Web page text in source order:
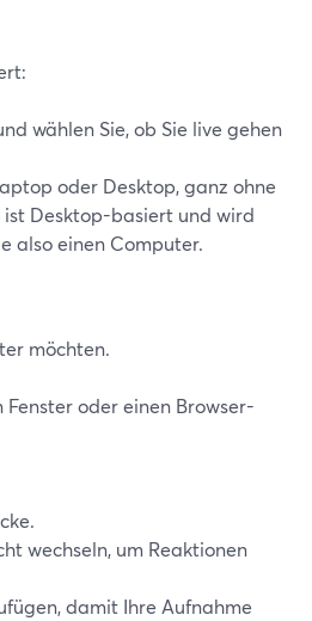
wählen Sie, ob Sie live gehen
oder Desktop, ganz ohne
ist Desktop-basiert und wird
also einen Computer.
möchten.
Fenster oder einen Browser-
wechseln, um Reaktionen
damit Ihre Aufnahme